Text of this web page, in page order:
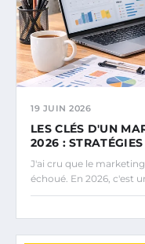
19 JUIN 2026
LES CLÉS D'UN
2026 :
J'ai cru que le
échoué. En 2026, c'est